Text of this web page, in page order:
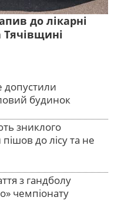
до лікарні
Тячівщині
допустили
будинок
зниклого
до лісу та не
з гандболу
чемпіонату